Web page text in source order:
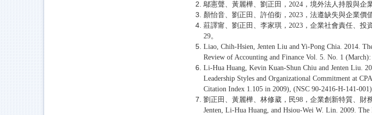
鄔憲聲、黃麗樺、劉正田，2024，境外法人持股與企
顏怡音、劉正田、許伯銜，2023，法遵缺失與企業價
莊譯甯、劉正田、李家琪，2023，企業社會責任、
29。
Liao, Chih-Hsien, Jenten Liu and Yi-Pong Chia. 2014.
Review of Accounting and Finance Vol. 5. No. 1
Li-Hua Huang, Kevin Kuan-Shun Chiu and Jenten Liu.
Leadership Styles and Organizational Commitment at
Citation Index 1.105 in 2009), (NSC 90-2416-H-141-
劉正田、黃麗樺、林修葳，民98，企業創新特質、財
Jenten, Li-Hua Huang, and Hsiou-Wei W. Lin. 2009. The